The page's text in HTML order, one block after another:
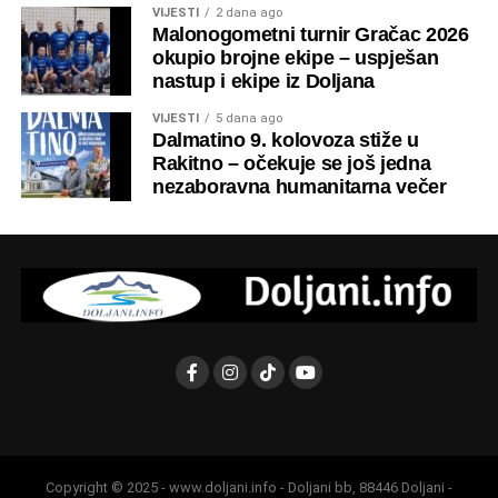
prilika da se obnovi osjećaj pripadnosti rodnom kraju i
učvrste veze među ljudima.
VIJESTI 2 dana ago
Malonogometni turnir Gračac 2026
okupio brojne ekipe – uspješan
nastup i ekipe iz Doljana
VIJESTI 5 dana ago
Dalmatino 9. kolovoza stiže u
Rakitno – očekuje se još jedna
nezaboravna humanitarna večer
Copyright © 2025 - www.doljani.info - Doljani bb, 88446 Doljani -